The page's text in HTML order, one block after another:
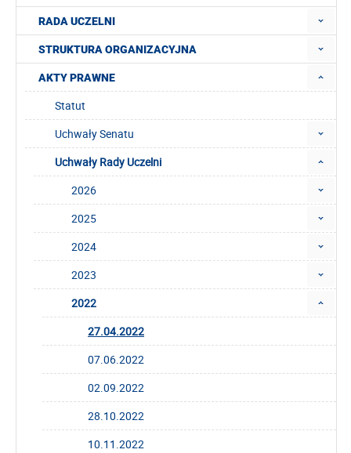
RADA UCZELNI
STRUKTURA ORGANIZACYJNA
AKTY PRAWNE
Statut
Uchwały Senatu
Uchwały Rady Uczelni
2026
2025
2024
2023
2022
27.04.2022
07.06.2022
02.09.2022
28.10.2022
10.11.2022